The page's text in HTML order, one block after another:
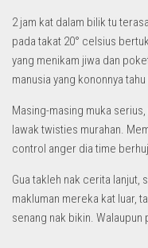
2 jam kat dalam bilik tu
pada takat 20° celsius
yang menikam jiwa dan
manusia yang kononnya
Masing-masing muka
lawak twisties murahan.
control anger dia time
Gua takleh nak cerita lanjut,
makluman mereka kat luar,
senang nak bikin.